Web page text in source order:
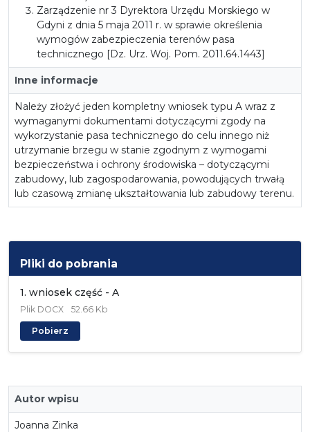
Zarządzenie nr 3 Dyrektora Urzędu Morskiego w
Gdyni z dnia 5 maja 2011 r. w sprawie określenia
wymogów zabezpieczenia terenów pasa
technicznego [Dz. Urz. Woj. Pom. 2011.64.1443]
Inne informacje
Należy złożyć jeden kompletny wniosek typu A wraz z
wymaganymi dokumentami dotyczącymi zgody na
wykorzystanie pasa technicznego do celu innego niż
utrzymanie brzegu w stanie zgodnym z wymogami
bezpieczeństwa i ochrony środowiska – dotyczącymi
zabudowy, lub zagospodarowania, powodujących trwałą
lub czasową zmianę ukształtowania lub zabudowy terenu.
Pliki do pobrania
1. wniosek część - A
Plik DOCX 52.66 Kb
Pobierz
Autor wpisu
Joanna Zinka